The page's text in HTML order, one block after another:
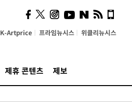
K-Artprice 프라임뉴시스 위클리뉴시스
제휴 콘텐츠 제보
사이 해답 찾았죠"…알을
깨고 나온 '초자아'